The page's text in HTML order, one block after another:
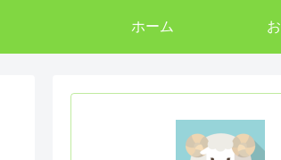
ホーム